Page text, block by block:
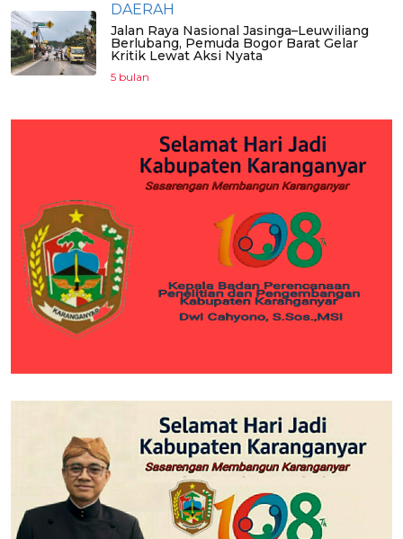
DAERAH
Jalan Raya Nasional Jasinga–Leuwiliang
Berlubang, Pemuda Bogor Barat Gelar
Kritik Lewat Aksi Nyata
5 bulan